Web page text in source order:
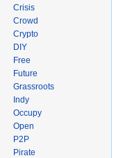
Crisis
Crowd
Crypto
DIY
Free
Future
Grassroots
Indy
Occupy
Open
P2P
Pirate